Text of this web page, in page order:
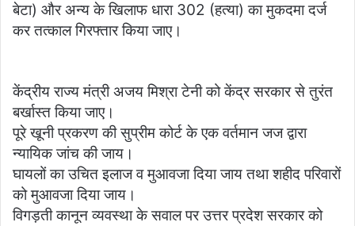
बेटा) और अन्य के खिलाफ धारा 302 (हत्या) का मुकदमा दर्ज
कर तत्काल गिरफ्तार किया जाए।
केंद्रीय राज्य मंत्री अजय मिश्रा टेनी को केंद्र सरकार से तुरंत
बर्खास्त किया जाए।
पूरे खूनी प्रकरण की सुप्रीम कोर्ट के एक वर्तमान जज द्वारा
न्यायिक जांच की जाय।
घायलों का उचित इलाज व मुआवजा दिया जाय तथा शहीद परिवारों
को मुआवजा दिया जाय।
विगड़ती कानून व्यवस्था के सवाल पर उत्तर प्रदेश सरकार को